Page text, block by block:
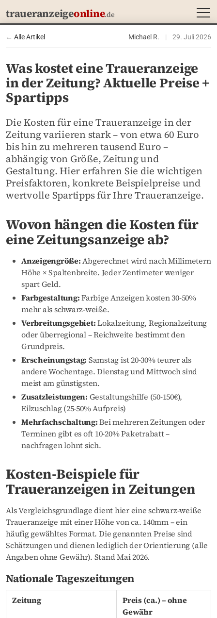
traueranzeigeonline.de
← Alle Artikel Michael R. | 29. Juli 2026
Was kostet eine Traueranzeige
in der Zeitung? Aktuelle Preise +
Spartipps
Die Kosten für eine Traueranzeige in der
Zeitung variieren stark – von etwa 60 Euro
bis hin zu mehreren tausend Euro –
abhängig von Größe, Zeitung und
Gestaltung. Hier erfahren Sie die wichtigen
Preisfaktoren, konkrete Beispielpreise und
wertvolle Spartipps für Ihre Traueranzeige.
Wovon hängen die Kosten für
eine Zeitungsanzeige ab?
Anzeigengröße:Abgerechnet wird nach Millimetern
Höhe × Spaltenbreite. Jeder Zentimeter weniger
spart Geld.
Farbgestaltung:Farbige Anzeigen kosten 30-50%
mehr als schwarz-weiße.
Verbreitungsgebiet:Lokalzeitung, Regionalzeitung
oder überregional – Reichweite bestimmt den
Grundpreis.
Erscheinungstag: Samstag ist 20-30% teurer als
andere Wochentage. Dienstag und Mittwoch sind
meist am günstigsten.
Zusatzleistungen: Gestaltungshilfe (50-150€),
Eilzuschlag (25-50% Aufpreis)
Mehrfachschaltung:Bei mehreren Zeitungen oder
Terminen gibt es oft 10-20% Paketrabatt –
nachfragen lohnt sich.
Kosten-Beispiele für
Traueranzeigen in Zeitungen
Als Vergleichsgrundlage dient hier eine schwarz-weiße
Traueranzeige mit einer Höhe von ca. 140mm – ein
häufig gewähltes Format. Die genannten Preise sind
Schätzungen und dienen lediglich der Orientierung (alle
Angaben ohne Gewähr). Stand Mai 2026.
Nationale Tageszeitungen
Zeitung
Preis (ca.) – ohne
Gewähr